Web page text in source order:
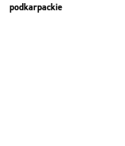
podkarpackie